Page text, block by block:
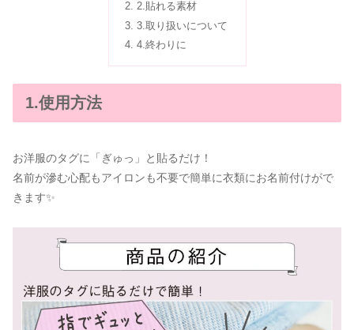
2.貼れる素材
3.取り扱いについて
4.終わりに
1.使用方法
お洋服のタグに「ぎゅっ」と貼るだけ！
名前が滲む心配もアイロンも不要で簡単に衣類にお名前付けがで
きます✨️